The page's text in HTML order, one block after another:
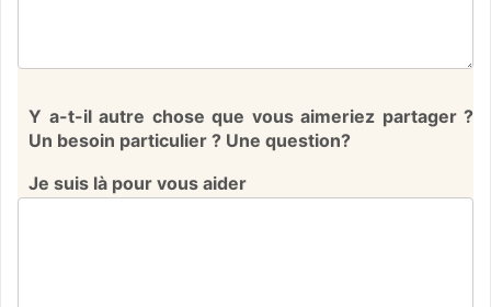
Y a-t-il autre chose que vous aimeriez partager ?
Un besoin particulier ? Une question?
Je suis là pour vous aider